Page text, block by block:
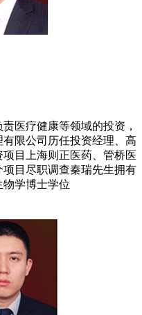
医疗健康等领域的投资，
限公司历任投资经理、高
目上海则正医药、管桥医
目尽职调查秦瑞先生拥有
学博士学位